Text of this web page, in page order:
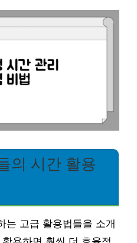
의 시간 활용
는 고급 활용법들을 소개